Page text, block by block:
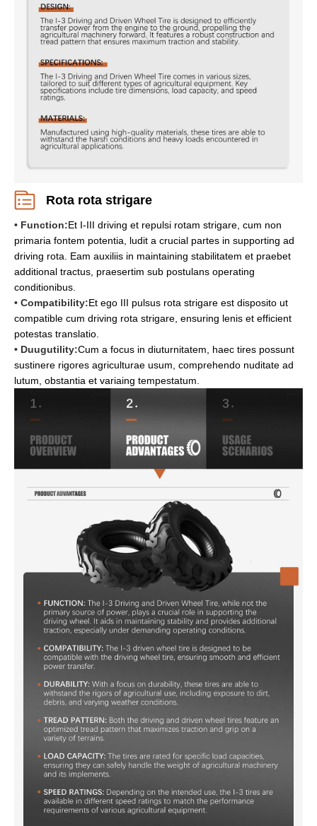
Rota rota strigare
• Function:Et I-III driving et repulsi rotam strigare, cum non
primaria fontem potentia, ludit a crucial partes in supporting ad
driving rota. Eam auxiliis in maintaining stabilitatem et praebet
additional tractus, praesertim sub postulans operating
conditionibus.
• Compatibility:Et ego III pulsus rota strigare est disposito ut
compatible cum driving rota strigare, ensuring lenis et efficient
potestas translatio.
• Duugutility:Cum a focus in diuturnitatem, haec tires possunt
sustinere rigores agriculturae usum, comprehendo nuditate ad
lutum, obstantia et variaing tempestatum.